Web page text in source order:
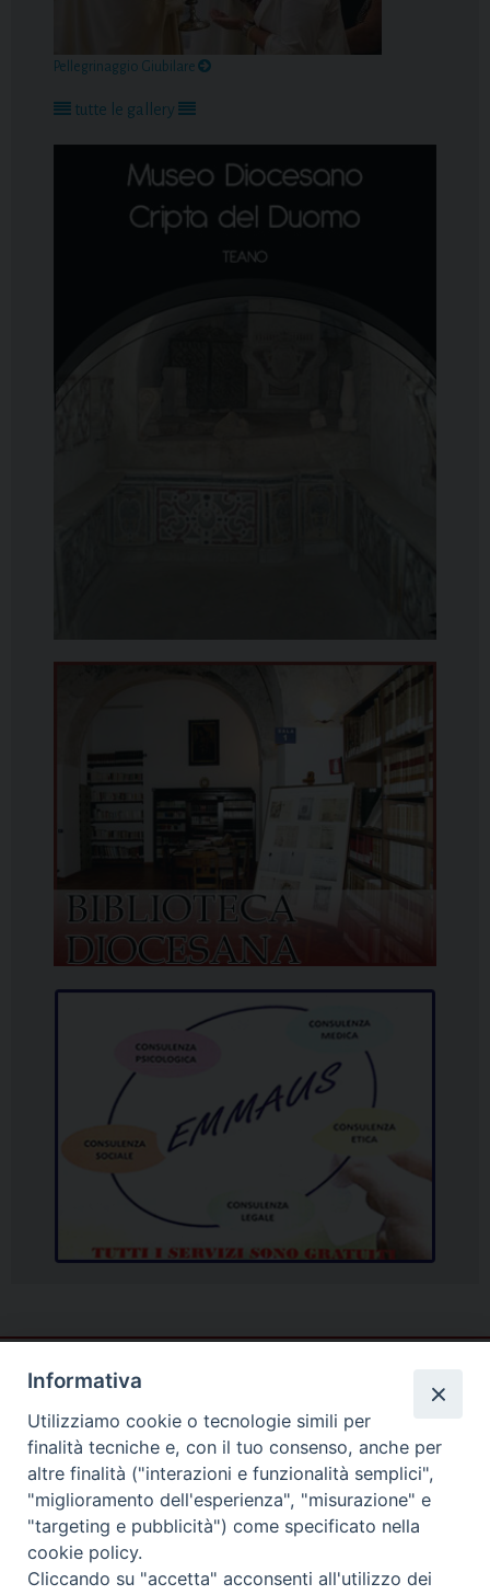
Pellegrinaggio Giubilare
tutte le gallery
Informativa
Utilizziamo cookie o tecnologie simili per
finalità tecniche e, con il tuo consenso, anche per
altre finalità ("interazioni e funzionalità semplici",
"miglioramento dell'esperienza", "misurazione" e
"targeting e pubblicità") come specificato nella
cookie policy.
Cliccando su "accetta" acconsenti all'utilizzo dei